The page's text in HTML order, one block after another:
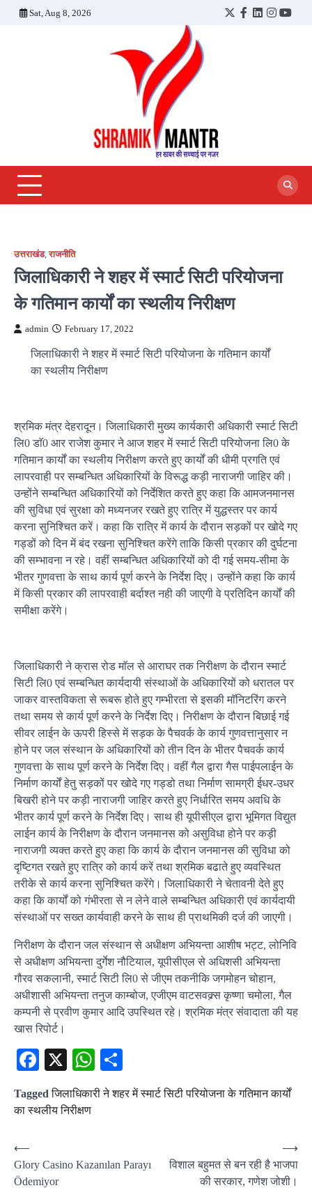
Sat, Aug 8, 2026
Twitter
Facebook
LinkedIn
उत्तराखंड,राजनीति
जिलाधिकारी ने शहर में स्मार्ट सिटी परियोजना
के गतिमान कार्यों का स्थलीय निरीक्षण
admin February 17, 2022
जिलाधिकारी ने शहर में स्मार्ट सिटी परियोजना के गतिमान कार्यों
का स्थलीय निरीक्षण
श्रमिक मंत्र देहरादून। जिलाधिकारी मुख्य कार्यकारी अधिकारी स्मार्ट सिटी
लि0 डाॅ0 आर राजेश कुमार ने आज शहर में स्मार्ट सिटी परियोजना लि0 के
गतिमान कार्यों का स्थलीय निरीक्षण करते हुए कार्यों की धीमी प्रगति एवं
लापरवाही पर सम्बन्धित अधिकारियों के विरूद्ध कड़ी नाराजगी जाहिर की।
उन्होंने सम्बन्धित अधिकारियों को निर्देशित करते हुए कहा कि आमजनमानस
की सुविधा एवं सुरक्षा को मध्यनजर रखते हुए रात्रि में युद्धस्तर पर कार्य
करना सुनिश्चित करें। कहा कि रात्रि में कार्य के दौरान सड़कों पर खोदे गए
गड्डों को दिन में बंद रखना सुनिश्चित करेंगे ताकि किसी प्रकार की दुर्घटना
की सम्भावना न रहे। वहीं सम्बन्धित अधिकारियों को दी गई समय-सीमा के
भीतर गुणवत्ता के साथ कार्य पूर्ण करने के निर्देश दिए। उन्होंने कहा कि कार्य
में किसी प्रकार की लापरवाही बर्दाश्त नही की जाएगी वे प्रतिदिन कार्यों की
समीक्षा करेंगे।
जिलाधिकारी ने क्रास रोड माॅल से आराघर तक निरीक्षण के दौरान स्मार्ट
सिटी लि0 एवं सम्बन्धित कार्यदायी संस्थाओं के अधिकारियों को धरातल पर
जाकर वास्तविकता से रूबरू होते हुए गम्भीरता से इसकी माॅनिटरिंग करने
तथा समय से कार्य पूर्ण करने के निर्देश दिए। निरीक्षण के दौरान बिछाई गई
सीवर लाईन के ऊपरी हिस्से में सड़क के पैचवर्क के कार्य गुणवत्तानुसार न
होने पर जल संस्थान के अधिकारियों को तीन दिन के भीतर पैचवर्क कार्य
गुणवत्ता के साथ पूर्ण करने के निर्देश दिए। वहीं गैल द्वारा गैस पाईपलाईन के
निर्माण कार्यों हेतु सड़कों पर खोदे गए गड्डो तथा निर्माण सामग्री ईधर-उधर
बिखरी होने पर कड़ी नाराजगी जाहिर करते हुए निर्धारित समय अवधि के
भीतर कार्य पूर्ण करने के निर्देश दिए। साथ ही यूपीसीएल द्वारा भूमिगत विद्युत
लाईन कार्य के निरीक्षण के दौरान जनमानस को असुविधा होने पर कड़ी
नाराजगी व्यक्त करते हुए कहा कि कार्य के दौरान जनमानस की सुविधा को
दृष्टिगत रखते हुए रात्रि को कार्य करें तथा श्रमिक बढाते हुए व्यवस्थित
तरीके से कार्य करना सुनिश्चित करेंगे। जिलाधिकारी ने चेतावनी देते हुए
कहा कि कार्यों को गंभीरता से न लेने वाले सम्बन्धित अधिकारी एवं कार्यदायी
संस्थाओं पर सख्त कार्यवाही करने के साथ ही प्राथमिकी दर्ज की जाएगी।
निरीक्षण के दौरान जल संस्थान से अधीक्षण अभियन्ता आशीष भट्ट, लोनिवि
से अधीक्षण अभियन्ता दुर्गेश नौटियाल, यूपीसीएल से अधिशसी अभियन्ता
गौरव सकलानी, स्मार्ट सिटी लि0 से जीएम तकनीकि जगमोहन चोहान,
अधीशासी अभियन्ता तनुज काम्बोज, एजीएम वाटसवक्र्स कृष्णा चमोला, गैल
कम्पनी से प्रवीण कुमार आदि उपस्थित रहे। श्रमिक मंत्र संवादाता की यह
खास रिपोर्ट।
Facebook
X WhatsApp
Taggedजिलाधिकारी ने शहर में स्मार्ट सिटी परियोजना के गतिमान कार्यों
का स्थलीय निरीक्षण
Post
navigation
⟵
Glory Casino Kazanılan Parayı
Ödemiyor
विशाल बहुमत से बन रही है भाजपा
की सरकार, गणेश जोशी।
⟶